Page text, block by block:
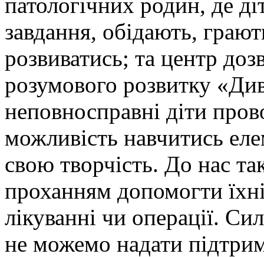
завдання, обідають,
розвиватись; та центр
розумового розвитку
неповносправні діти
можливість навчитись
свою творчість. До нас
проханням допомогти
лікуванні чи операції.
не можемо надати